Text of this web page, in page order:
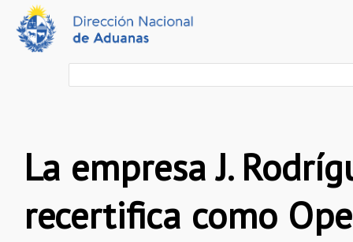
La empresa J.
recertifica como